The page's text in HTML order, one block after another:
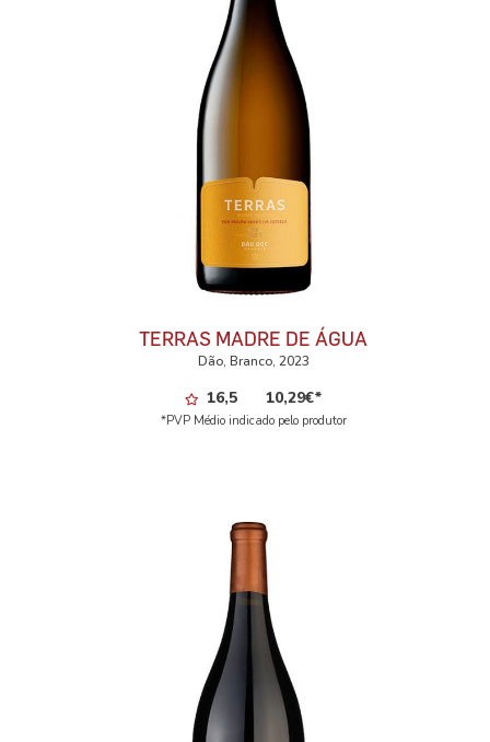
TERRAS MADRE DE ÁGUA
Dão, Branco, 2023
16,5 10,29€*
*PVP Médio indicado pelo produtor